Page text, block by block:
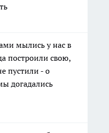
мылись у нас в
построили свою,
пустили - о
догадались